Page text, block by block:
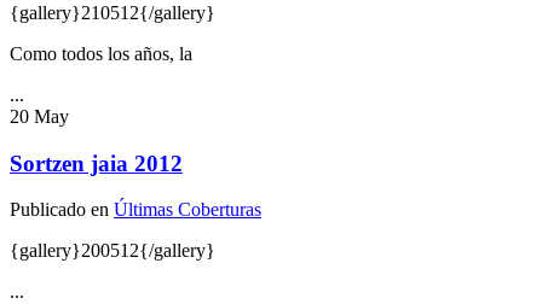
{gallery}210512{/gallery}
Como todos los años, la
...
20 May
Sortzen jaia 2012
Publicado en Últimas Coberturas
{gallery}200512{/gallery}
...